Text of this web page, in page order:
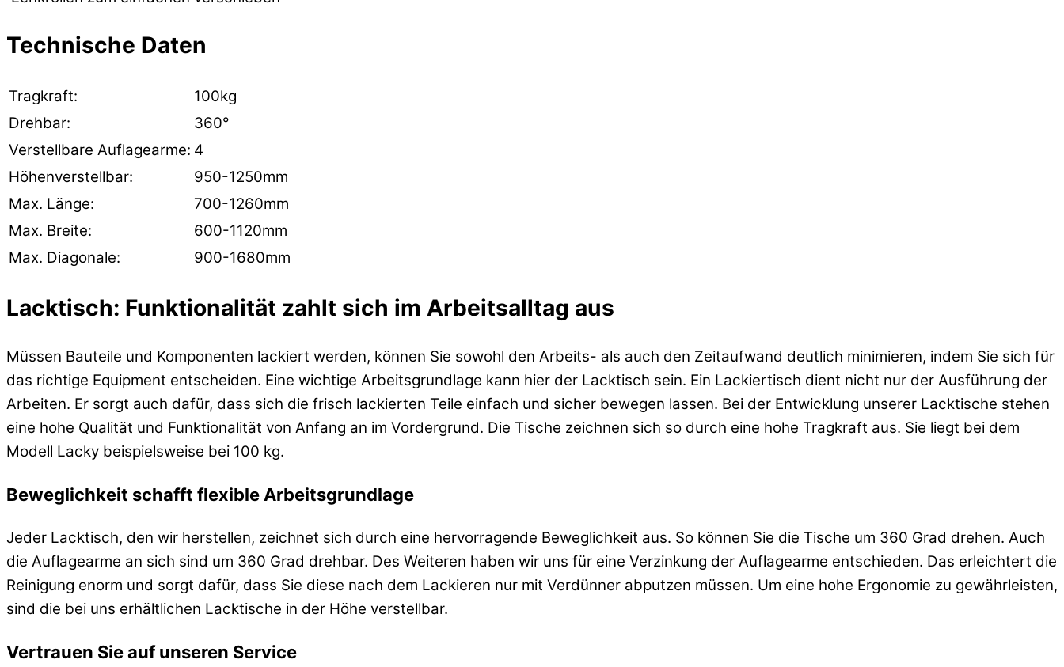
Technische Daten
Tragkraft:
100kg
Drehbar:
360°
Verstellbare Auflagearme: 4
Höhenverstellbar:
950-1250mm
Max. Länge:
700-1260mm
Max. Breite:
600-1120mm
Max. Diagonale:
900-1680mm
Lacktisch: Funktionalität zahlt sich im Arbeitsalltag aus
Müssen Bauteile und Komponenten lackiert werden, können Sie sowohl den Arbeits- als auch den Zeitaufwand deutlich minimieren, indem Sie sich für
das richtige Equipment entscheiden. Eine wichtige Arbeitsgrundlage kann hier der Lacktisch sein. Ein Lackiertisch dient nicht nur der Ausführung der
Arbeiten. Er sorgt auch dafür, dass sich die frisch lackierten Teile einfach und sicher bewegen lassen. Bei der Entwicklung unserer Lacktische stehen
eine hohe Qualität und Funktionalität von Anfang an im Vordergrund. Die Tische zeichnen sich so durch eine hohe Tragkraft aus. Sie liegt bei dem
Modell Lacky beispielsweise bei 100 kg.
Beweglichkeit schafft flexible Arbeitsgrundlage
Jeder Lacktisch, den wir herstellen, zeichnet sich durch eine hervorragende Beweglichkeit aus. So können Sie die Tische um 360 Grad drehen. Auch
die Auflagearme an sich sind um 360 Grad drehbar. Des Weiteren haben wir uns für eine Verzinkung der Auflagearme entschieden. Das erleichtert die
Reinigung enorm und sorgt dafür, dass Sie diese nach dem Lackieren nur mit Verdünner abputzen müssen. Um eine hohe Ergonomie zu gewährleisten,
sind die bei uns erhältlichen Lacktische in der Höhe verstellbar.
Vertrauen Sie auf unseren Service